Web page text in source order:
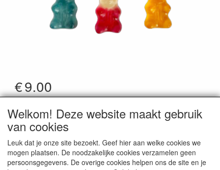
€9.00
*Prijzen zijn inclusief btw
Artikelcode: 7048
Welkom! Deze website maakt gebruik
van cookies
Leuk dat je onze site bezoekt. Geef hier aan welke cookies we
mogen plaatsen. De noodzakelijke cookies verzamelen geen
persoonsgegevens. De overige cookies helpen ons de site en je